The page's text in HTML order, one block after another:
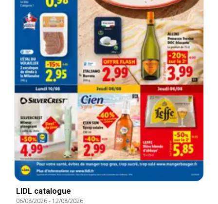
LIDL catalogue
06/08/2026- 12/08/2026